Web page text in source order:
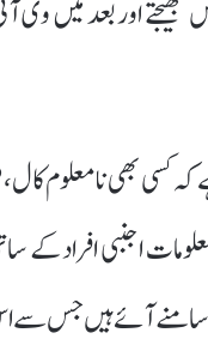
بھیجتے اور بعد
اجنبی افراد کے
آئے ہیں جس سے اس